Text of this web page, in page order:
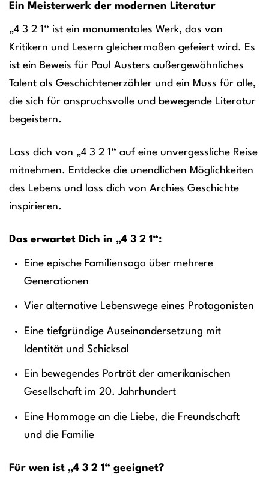
Ein Meisterwerk der modernen Literatur
„4 3 2 1“ ist ein monumentales Werk, das von
Kritikern und Lesern gleichermaßen gefeiert wird. Es
ist ein Beweis für Paul Austers außergewöhnliches
Talent als Geschichtenerzähler und ein Muss für alle,
die sich für anspruchsvolle und bewegende Literatur
begeistern.
Lass dich von „4 3 2 1“ auf eine unvergessliche Reise
mitnehmen. Entdecke die unendlichen Möglichkeiten
des Lebens und lass dich von Archies Geschichte
inspirieren.
Das erwartet Dich in „4 3 2 1“:
Eine epische Familiensaga über mehrere
Generationen
Vier alternative Lebenswege eines Protagonisten
Eine tiefgründige Auseinandersetzung mit
Identität und Schicksal
Ein bewegendes Porträt der amerikanischen
Gesellschaft im 20. Jahrhundert
Eine Hommage an die Liebe, die Freundschaft
und die Familie
Für wen ist „4 3 2 1“ geeignet?